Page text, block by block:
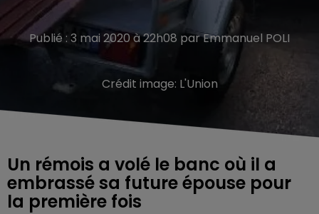
Publié : 3 mai 2020 à 22h08 par Emmanuel POLI
Crédit image: L'Union
Un rémois a volé le banc où il a
embrassé sa future épouse pour
la première fois